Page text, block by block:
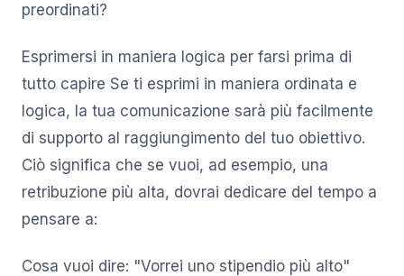
preordinati?
Esprimersi in maniera logica per farsi prima di
tutto capire Se ti esprimi in maniera ordinata e
logica, la tua comunicazione sarà più facilmente
di supporto al raggiungimento del tuo obiettivo.
Ciò significa che se vuoi, ad esempio, una
retribuzione più alta, dovrai dedicare del tempo a
pensare a:
Cosa vuoi dire: "Vorrei uno stipendio più alto"